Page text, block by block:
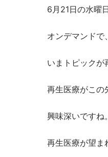
6月21日の水曜
オンデマンドで
いまトピックが
再生医療がこの
興味深いですね。
再生医療が望ま